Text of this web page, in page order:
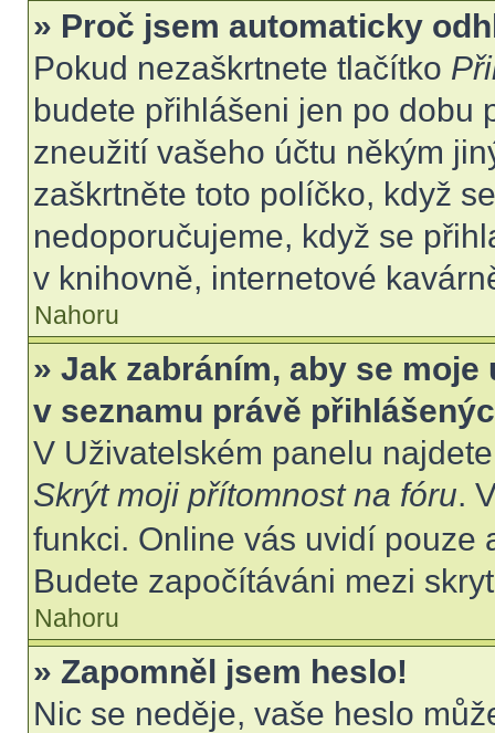
» Proč jsem automaticky
Pokud nezaškrtnete tlačítko
budete přihlášeni jen po dobu
zneužití vašeho účtu někým
zaškrtněte toto políčko, když
nedoporučujeme, když se
v knihovně, internetové
Nahoru
» Jak zabráním, aby se
v seznamu právě
V Uživatelském panelu
Skrýt moji přítomnost na fóru.
funkci. Online vás uvidí pouze
Budete započítáváni mezi
Nahoru
» Zapomněl jsem heslo!
Nic se neděje, vaše heslo